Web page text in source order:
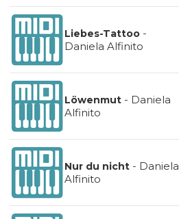
Liebes-Tattoo-
Daniela Alfinito
Löwenmut- Daniela
Alfinito
Nur du nicht- Daniela
Alfinito